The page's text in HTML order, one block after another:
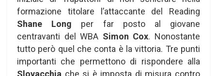
formazione titolare l’attaccante del Reading
Shane Long per far posto al giovane
centravanti del WBA Simon Cox. Nonostante
tutto però quel che conta è la vittoria. Tre punti
importanti che permettono di rispondere alla
Slovacchia che si è imposta di misura contro